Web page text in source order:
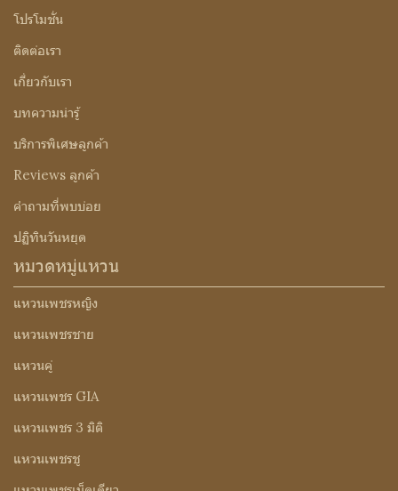
โปรโมชั่น
ติดต่อเรา
เกี่ยวกับเรา
บทความน่ารู้
บริการพิเศษลูกค้า
Reviews ลูกค้า
คำถามที่พบบ่อย
ปฏิทินวันหยุด
หมวดหมู่แหวน
แหวนเพชรหญิง
แหวนเพชรชาย
แหวนคู่
แหวนเพชร GIA
แหวนเพชร 3 มิติ
แหวนเพชรชู